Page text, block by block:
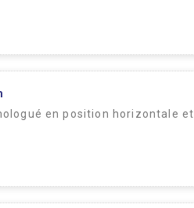
en position horizontale et